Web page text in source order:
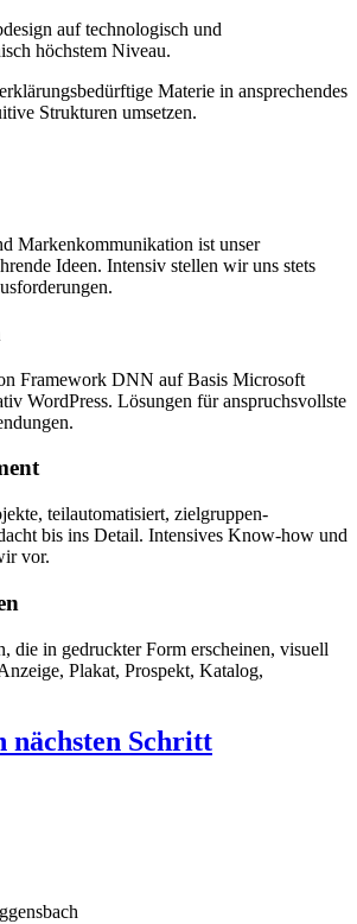
auf technologisch und
höchstem Niveau.
Materie in ansprechendes
Strukturen umsetzen.
Markenkommunikation ist unser
Ideen. Intensiv stellen wir uns stets
Framework DNN auf Basis Microsoft
WordPress. Lösungen für anspruchsvollste
teilautomatisiert, zielgruppen-
bis ins Detail. Intensives Know-how und
vor.
die in gedruckter Form erscheinen, visuell
Plakat, Prospekt, Katalog,
nächsten Schritt